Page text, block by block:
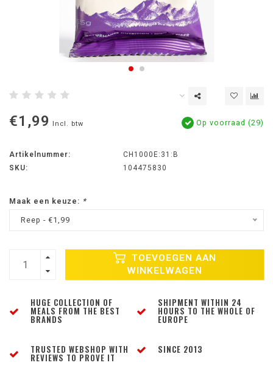
€1,99 Incl. btw Op voorraad (29)
Artikelnummer:
CH1000E:31:B
SKU:
104475830
Maak een keuze: *
Reep - €1,99
TOEVOEGEN AAN
WINKELWAGEN
HUGE COLLECTION OF
MEALS FROM THE BEST
BRANDS
SHIPMENT WITHIN 24
HOURS TO THE WHOLE OF
EUROPE
TRUSTED WEBSHOP WITH
REVIEWS TO PROVE IT
SINCE 2013